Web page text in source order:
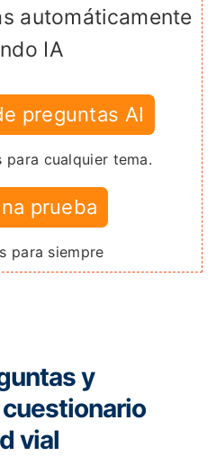
automáticamente
IA
preguntas AI
para cualquier tema.
prueba
para siempre
y
vial